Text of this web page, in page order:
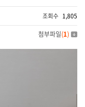
조회수 1,805
첨부파일(1)